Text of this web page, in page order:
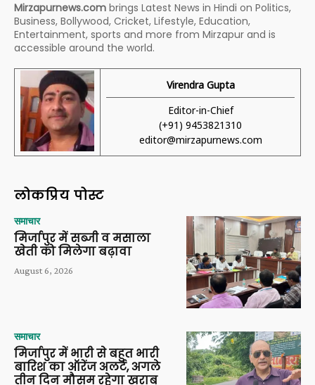
Mirzapurnews.com brings Latest News in Hindi on Politics,
Business, Bollywood, Cricket, Lifestyle, Education,
Entertainment, sports and more from Mirzapur and is
accessible around the world.
Virendra Gupta
Editor-in-Chief
(+91) 9453821310
editor@mirzapurnews.com
लोकप्रिय पोस्ट
समाचार
मिर्जापुर में सब्जी व मसाला
खेती को मिलेगा बढ़ावा
August 6, 2026
समाचार
मिर्जापुर में भारी से बहुत भारी
बारिश का ऑरेंज अलर्ट, अगले
तीन दिन मौसम रहेगा खराब